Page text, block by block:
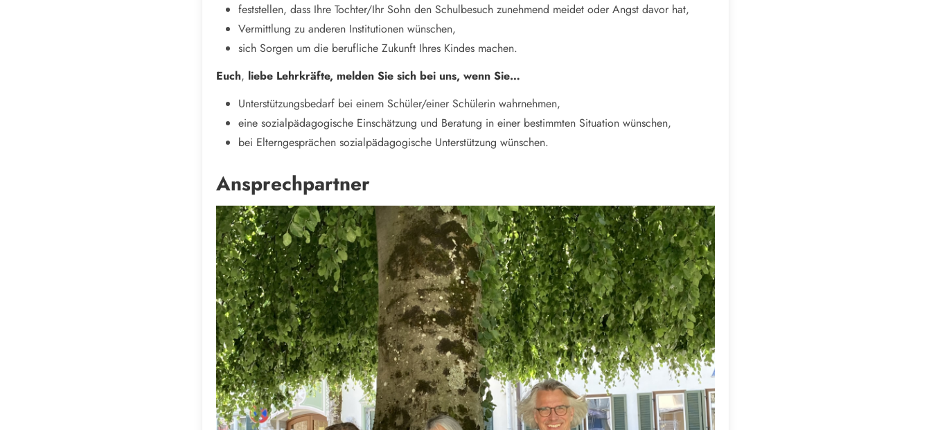
feststellen, dass Ihre Tochter/Ihr Sohn den Schulbesuch zunehmend meidet oder Angst davor hat,
Vermittlung zu anderen Institutionen wünschen,
sich Sorgen um die berufliche Zukunft Ihres Kindes machen.
Euch, liebe Lehrkräfte, melden Sie sich bei uns, wenn Sie…
Unterstützungsbedarf bei einem Schüler/einer Schülerin wahrnehmen,
eine sozialpädagogische Einschätzung und Beratung in einer bestimmten Situation wünschen,
bei Elterngesprächen sozialpädagogische Unterstützung wünschen.
Ansprechpartner